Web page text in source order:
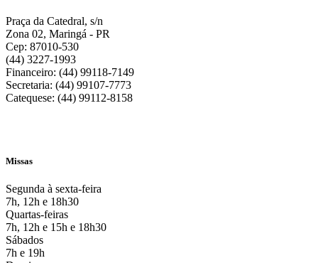
Praça da Catedral, s/n
Zona 02, Maringá - PR
Cep: 87010-530
(44) 3227-1993
Financeiro: (44) 99118-7149
Secretaria: (44) 99107-7773
Catequese: (44) 99112-8158
Missas
Segunda à sexta-feira
7h, 12h e 18h30
Quartas-feiras
7h, 12h e 15h e 18h30
Sábados
7h e 19h